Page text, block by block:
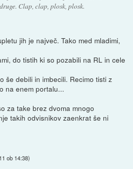
Clap, clap, plosk, plosk.
jih je največ. Tako med mladimi,
do tistih ki so pozabili na RL in cele
še debili in imbecili. Recimo tisti z
na enem portalu...
za take brez dvoma mnogo
takih odvisnikov zaenkrat še ni
ob 14:38)